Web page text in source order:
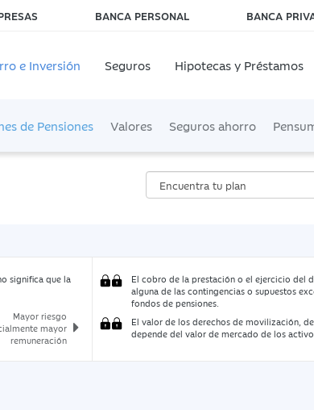
BANCA PERSONAL BANCA
e Inversión Seguros Hipotecas y Préstamos
de Pensiones Valores Seguros ahorro
significa que la
Mayor riesgo
mayor
remuneración
El cobro de la prestación o el ejercicio del
alguna de las contingencias o supuestos
fondos de pensiones.
El valor de los derechos de movilización,
depende del valor de mercado de los